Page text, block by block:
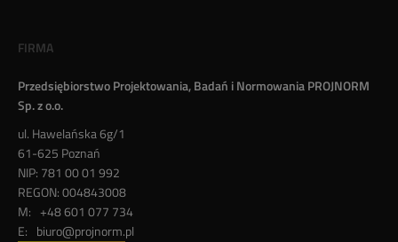
FIRMA
Przedsiębiorstwo Projektowania, Badań i Normowania PROJNORM
Sp. z o.o.
ul. Hawelańska 6g/1
61-625 Poznań
NIP: 781 00 01 992
REGON:004843008
M: +48 601 077 734
E: biuro@projnorm.pl